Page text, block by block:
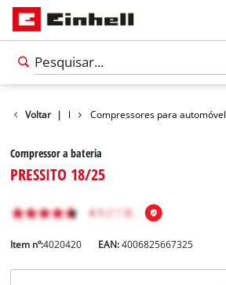
Voltar |
automóvel Compressores para automóvel
Compressor a bateria
PRESSITO 18/25
Item nº:4020420 EAN:4006825667325